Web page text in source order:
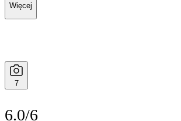
Więcej
7
6.0/6